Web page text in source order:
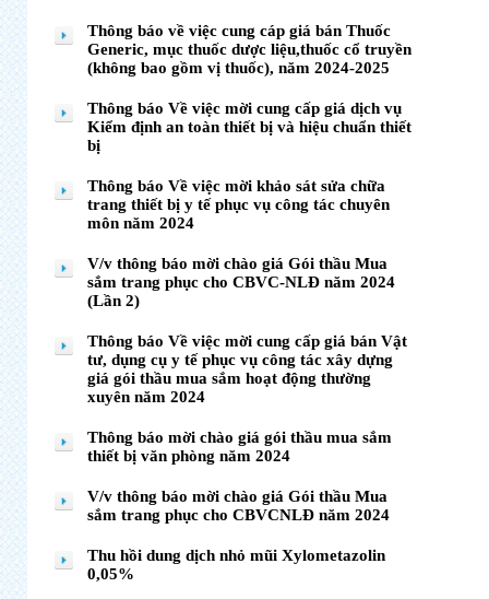
Thông báo về việc cung cáp giá bán Thuốc
Generic, mục thuốc dược liệu,thuốc cổ truyền
(không bao gồm vị thuốc), năm 2024-2025
Thông báo Về việc mời cung cấp giá dịch vụ
Kiểm định an toàn thiết bị và hiệu chuẩn thiết
bị
Thông báo Về việc mời khảo sát sửa chữa
trang thiết bị y tế phục vụ công tác chuyên
môn năm 2024
V/v thông báo mời chào giá Gói thầu Mua
sắm trang phục cho CBVC-NLĐ năm 2024
(Lần 2)
Thông báo Về việc mời cung cấp giá bán Vật
tư, dụng cụ y tế phục vụ công tác xây dựng
giá gói thầu mua sắm hoạt động thường
xuyên năm 2024
Thông báo mời chào giá gói thầu mua sắm
thiết bị văn phòng năm 2024
V/v thông báo mời chào giá Gói thầu Mua
sắm trang phục cho CBVCNLĐ năm 2024
Thu hồi dung dịch nhỏ mũi Xylometazolin
0,05%